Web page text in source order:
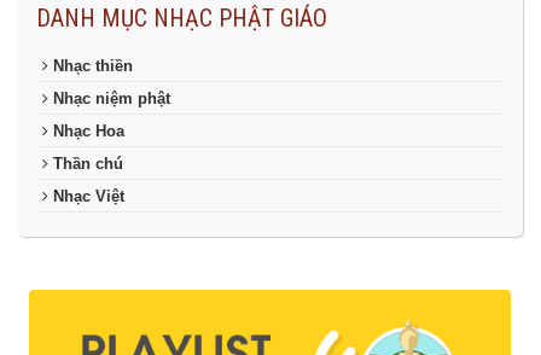
DANH MỤC NHẠC PHẬT GIÁO
Nhạc thiền
Nhạc niệm phật
Nhạc Hoa
Thần chú
Nhạc Việt